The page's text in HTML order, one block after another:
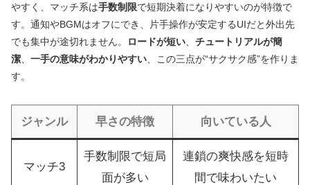
やすく、マッチ系は手数制限で短期決着になりやすいのが特徴で
す。通知やBGMはオフにでき、片手操作が安定するUIだと外出先
でも集中が途切れません。
ロードが短い
チュートリアルが簡
潔
一手の意味がわかりやすい 、この三点が“サクサク感”を作りま
す。
ジャンル 早さの特徴 向いている人
マッチ3
手数制限で短局
面が多い
連鎖の爽快感を短時
間で味わいたい